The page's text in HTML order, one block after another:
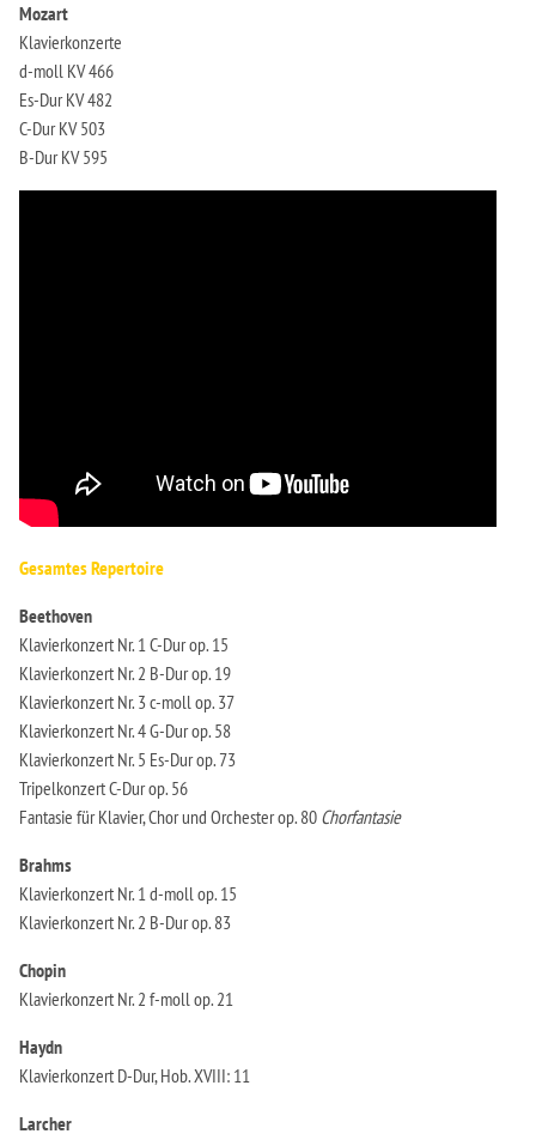
Mozart
Klavierkonzerte
d-moll KV 466
Es-Dur KV 482
C-Dur KV 503
B-Dur KV 595
Gesamtes Repertoire
Beethoven
Klavierkonzert Nr. 1 C-Dur op. 15
Klavierkonzert Nr. 2 B-Dur op. 19
Klavierkonzert Nr. 3 c-moll op. 37
Klavierkonzert Nr. 4 G-Dur op. 58
Klavierkonzert Nr. 5 Es-Dur op. 73
Tripelkonzert C-Dur op. 56
Fantasie für Klavier, Chor und Orchester op. 80 Chorfantasie
Brahms
Klavierkonzert Nr. 1 d-moll op. 15
Klavierkonzert Nr. 2 B-Dur op. 83
Chopin
Klavierkonzert Nr. 2 f-moll op. 21
Haydn
Klavierkonzert D-Dur, Hob. XVIII: 11
Larcher